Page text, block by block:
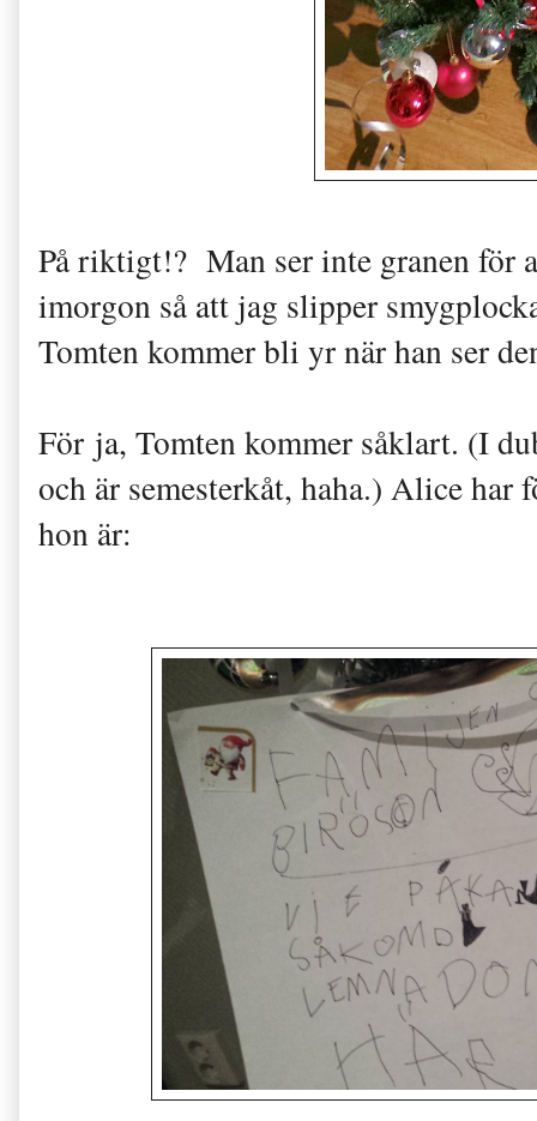
På riktigt!? Man ser inte granen för
imorgon så att jag slipper
Tomten kommer bli yr när han ser
För ja, Tomten kommer såklart. (I
och är semesterkåt, haha.) Alice har
hon är: